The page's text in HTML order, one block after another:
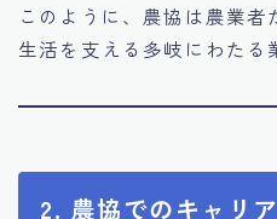
このように、農協は農業
生活を支える多岐にわたる
2. 農協でのキャリ